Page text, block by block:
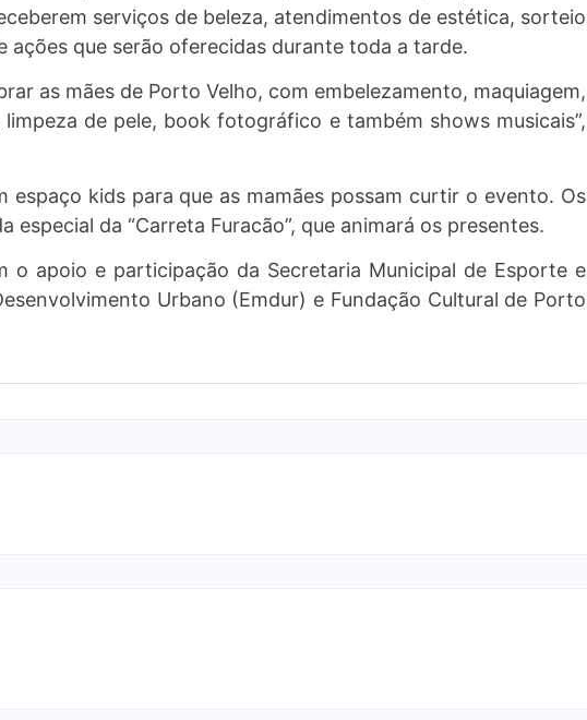
serviços de beleza, atendimentos de estética, sorteio
ações que serão oferecidas durante toda a tarde.
as mães de Porto Velho, com embelezamento, maquiagem,
de pele, book fotográfico e também shows musicais”,
espaço kids para que as mamães possam curtir o evento. Os
especial da “Carreta Furacão”, que animará os presentes.
o apoio e participação da Secretaria Municipal de Esporte e
Urbano (Emdur) e Fundação Cultural de Porto